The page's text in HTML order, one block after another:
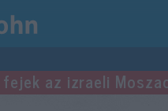
az izraeli